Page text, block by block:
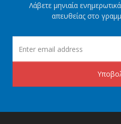
Λάβετε μηνιαία
απευθείας στο